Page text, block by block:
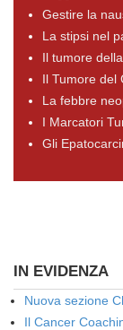
Gestire la
La stipsi nel
Il tumore
Il Tumore del
La febbre
I Marcatori
Gli
IN EVIDENZA
Nuova sezione
Il Cancer